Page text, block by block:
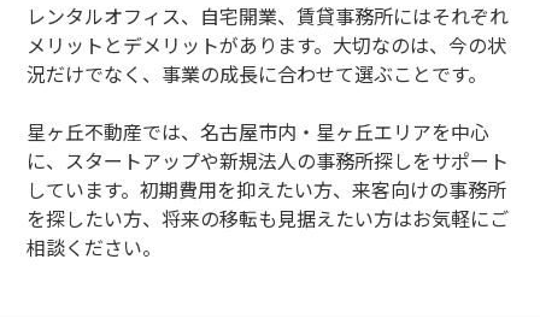
レンタルオフィス、自宅開業、賃貸事務所にはそれぞれ
メリットとデメリットがあります。大切なのは、今の状
況だけでなく、事業の成長に合わせて選ぶことです。
星ヶ丘不動産では、名古屋市内・星ヶ丘エリアを中心
に、スタートアップや新規法人の事務所探しをサポート
しています。初期費用を抑えたい方、来客向けの事務所
を探したい方、将来の移転も見据えたい方はお気軽にご
相談ください。